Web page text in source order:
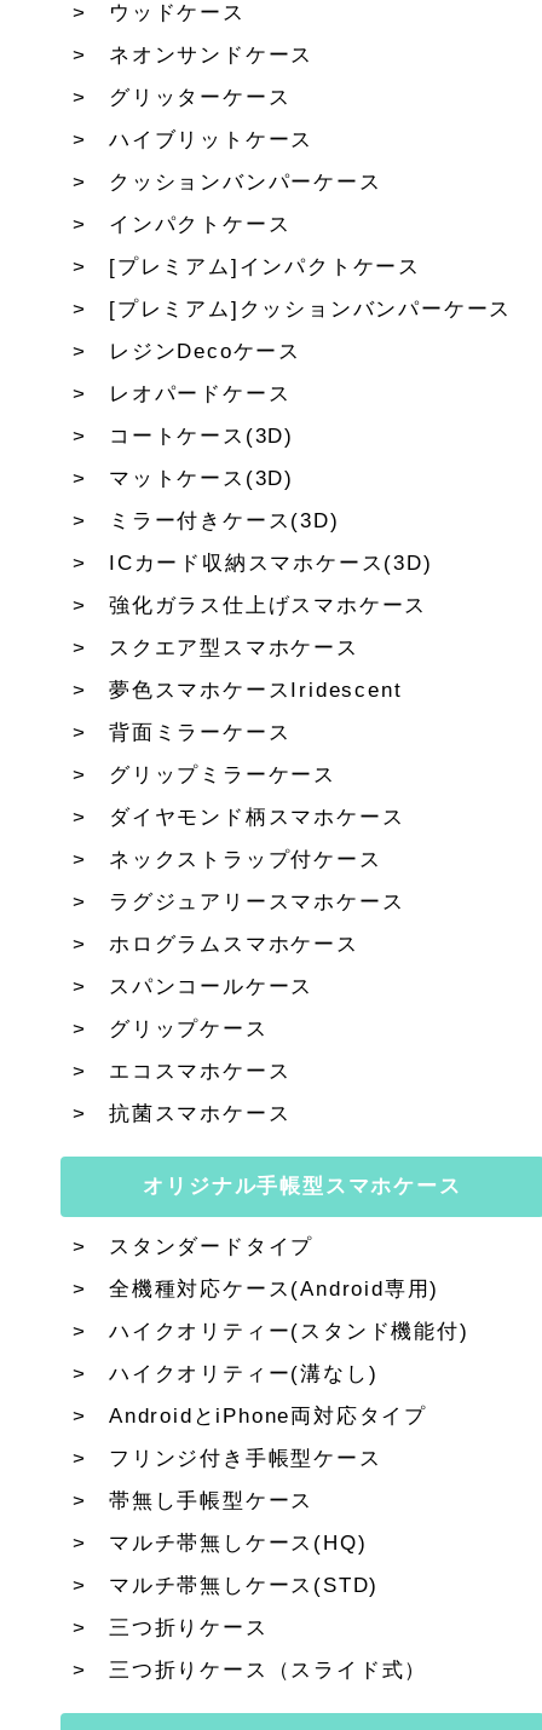
ウッドケース
ネオンサンドケース
グリッターケース
ハイブリットケース
クッションバンパーケース
インパクトケース
[プレミアム]インパクトケース
[プレミアム]クッションバンパーケース
レジンDecoケース
レオパードケース
コートケース(3D)
マットケース(3D)
ミラー付きケース(3D)
ICカード収納スマホケース(3D)
強化ガラス仕上げスマホケース
スクエア型スマホケース
夢色スマホケースIridescent
背面ミラーケース
グリップミラーケース
ダイヤモンド柄スマホケース
ネックストラップ付ケース
ラグジュアリースマホケース
ホログラムスマホケース
スパンコールケース
グリップケース
エコスマホケース
抗菌スマホケース
オリジナル手帳型スマホケース
スタンダードタイプ
全機種対応ケース(Android専用)
ハイクオリティー(スタンド機能付)
ハイクオリティー(溝なし)
AndroidとiPhone両対応タイプ
フリンジ付き手帳型ケース
帯無し手帳型ケース
マルチ帯無しケース(HQ)
マルチ帯無しケース(STD)
三つ折りケース
三つ折りケース（スライド式）